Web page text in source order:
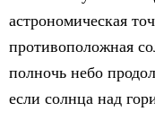
астрономическая
противоположная
полночь небо
если солнца над